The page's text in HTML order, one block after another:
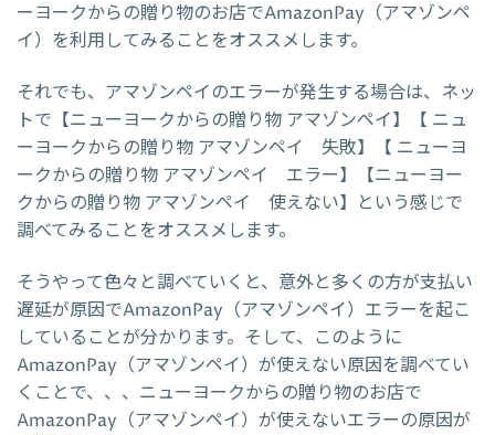
ーヨークからの贈り物のお店でAmazonPay（アマゾンペ
イ）を利用してみることをオススメします。
それでも、アマゾンペイのエラーが発生する場合は、ネッ
トで【ニューヨークからの贈り物 アマゾンペイ】【 ニュ
ーヨークからの贈り物 アマゾンペイ 失敗】【 ニューヨ
ークからの贈り物 アマゾンペイ エラー】【ニューヨー
クからの贈り物 アマゾンペイ 使えない】という感じで
調べてみることをオススメします。
そうやって色々と調べていくと、意外と多くの方が支払い
遅延が原因でAmazonPay（アマゾンペイ）エラーを起こ
していることが分かります。そして、このように
AmazonPay（アマゾンペイ）が使えない原因を調べてい
くことで、、、ニューヨークからの贈り物のお店で
AmazonPay（アマゾンペイ）が使えないエラーの原因が